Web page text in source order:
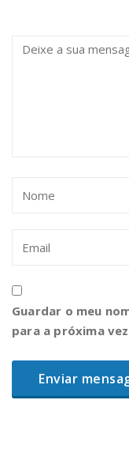
Guardar o meu
para a próxima